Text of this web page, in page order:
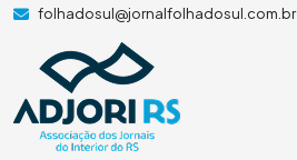
folhadosul@jornalfolhadosul.com.br